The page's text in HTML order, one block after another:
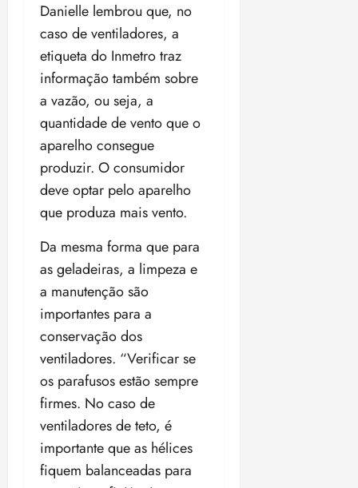
Danielle lembrou que, no
caso de ventiladores, a
etiqueta do Inmetro traz
informação também sobre
a vazão, ou seja, a
quantidade de vento que o
aparelho consegue
produzir. O consumidor
deve optar pelo aparelho
que produza mais vento.
Da mesma forma que para
as geladeiras, a limpeza e
a manutenção são
importantes para a
conservação dos
ventiladores. “Verificar se
os parafusos estão sempre
firmes. No caso de
ventiladores de teto, é
importante que as hélices
fiquem balanceadas para